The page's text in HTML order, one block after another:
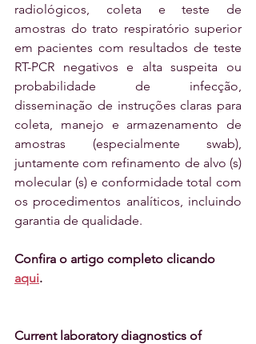
radiológicos, coleta e teste de
amostras do trato respiratório superior
em pacientes com resultados de teste
RT-PCR negativos e alta suspeita ou
probabilidade de infecção,
disseminação de instruções claras para
coleta, manejo e armazenamento de
amostras (especialmente swab),
juntamente com refinamento de alvo (s)
molecular (s) e conformidade total com
os procedimentos analíticos, incluindo
garantia de qualidade.
Confira o artigo completo clicando
aqui.
Current laboratory diagnostics of